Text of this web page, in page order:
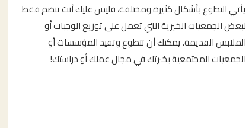
يأتي التطوع بأشكال كثيرة ومختلفة، فليس عليك أنت تنضم فقط
لبعض الجمعيات الخيرية التي تعمل على توزيع الوجبات أو
الملابس القديمة. يمكنك أن تتطوع وتفيد المؤسسات أو
الجمعيات المجتمعية بخبرتك في مجال عملك أو دراستك!